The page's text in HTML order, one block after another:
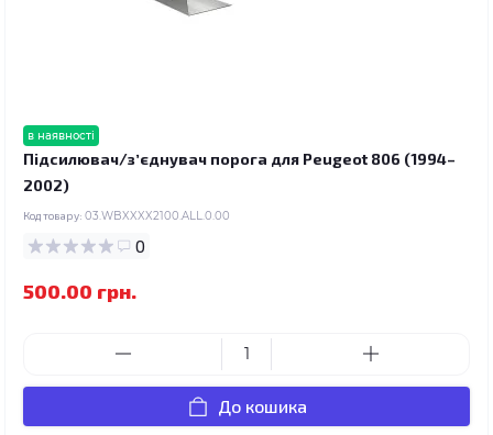
в наявності
Підсилювач/зʼєднувач порога для Peugeot 806 (1994–
2002)
Код товару: 03.WBXXXX2100.ALL.0.00
0
500.00 грн.
До кошика